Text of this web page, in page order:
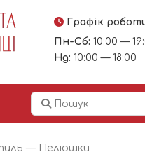
Графік
Пн-Сб: 10:00 —
Нд: 10:00 — 18:00
— Пелюшки